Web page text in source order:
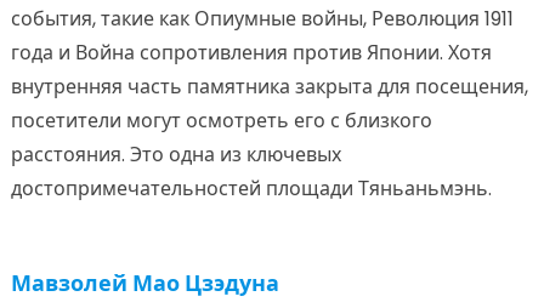
события, такие как Опиумные войны, Революция 1911
года и Война сопротивления против Японии. Хотя
внутренняя часть памятника закрыта для посещения,
посетители могут осмотреть его с близкого
расстояния. Это одна из ключевых
достопримечательностей площади Тяньаньмэнь.
Мавзолей Мао Цзэдуна